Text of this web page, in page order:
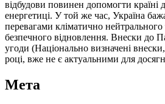
відбудови повинен допомогти країні
енергетиці. У той же час, Україна
перевагами кліматично нейтрального
безпечного відновлення. Внески до
угоди (Національно визначені
році, вже не є актуальними для
Мета